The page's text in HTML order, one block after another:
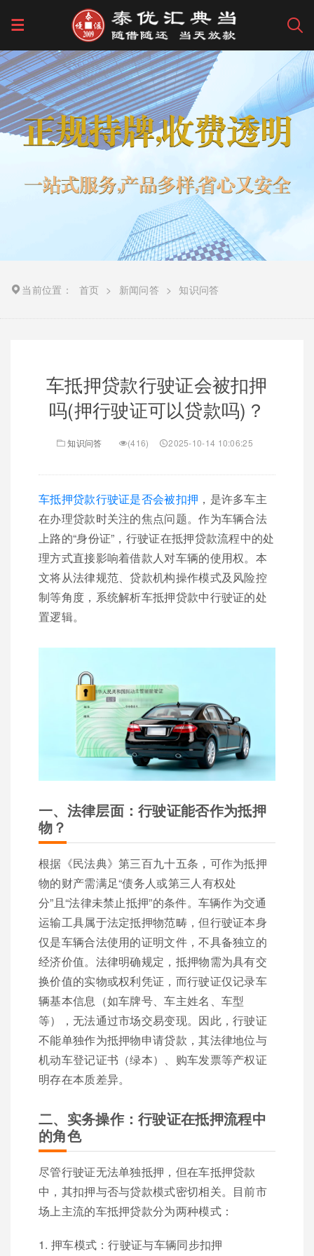
当前位置： 首页 > 新闻问答 > 知识问答
车抵押贷款行驶证会被扣押
吗(押行驶证可以贷款吗)？
知识问答 (416) 2025-10-14 10:06:25
车抵押贷款行驶证是否会被扣押 ，是许多车主
在办理贷款时关注的焦点问题。作为车辆合法
上路的“身份证”，行驶证在抵押贷款流程中的处
理方式直接影响着借款人对车辆的使用权。本
文将从法律规范、贷款机构操作模式及风险控
制等角度，系统解析车抵押贷款中行驶证的处
置逻辑。
一、法律层面：行驶证能否作为抵押
物？
根据《民法典》第三百九十五条，可作为抵押
物的财产需满足“债务人或第三人有权处
分”且“法律未禁止抵押”的条件。车辆作为交通
运输工具属于法定抵押物范畴，但行驶证本身
仅是车辆合法使用的证明文件，不具备独立的
经济价值。法律明确规定，抵押物需为具有交
换价值的实物或权利凭证，而行驶证仅记录车
辆基本信息（如车牌号、车主姓名、车型
等），无法通过市场交易变现。因此，行驶证
不能单独作为抵押物申请贷款，其法律地位与
机动车登记证书（绿本）、购车发票等产权证
明存在本质差异。
二、实务操作：行驶证在抵押流程中
的角色
尽管行驶证无法单独抵押，但在车抵押贷款
中，其扣押与否与贷款模式密切相关。目前市
场上主流的车抵押贷款分为两种模式：
1. 押车模式：行驶证与车辆同步扣押